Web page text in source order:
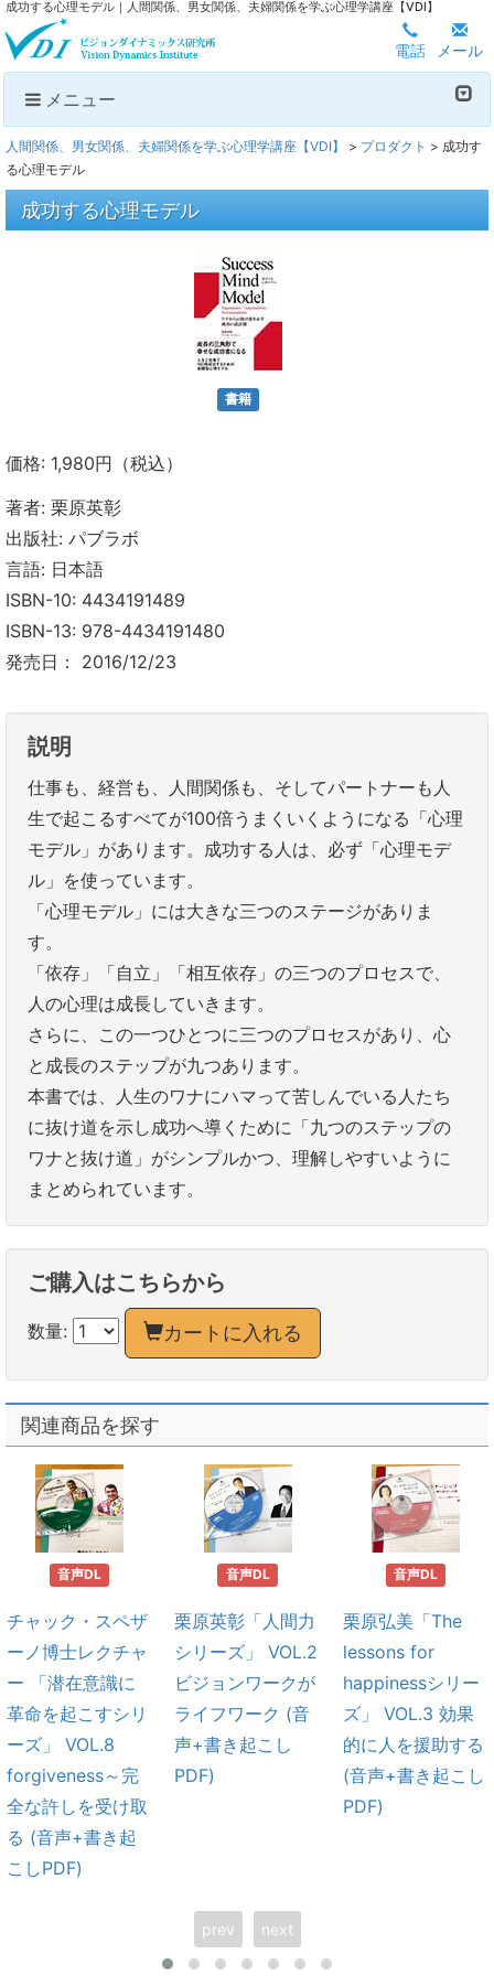
成功する心理モデル｜人間関係、男女関係、夫婦関係を学ぶ心理学講座【VDI】
電話 メール
メニュー
人間関係、男女関係、夫婦関係を学ぶ心理学講座【VDI】 > プロダクト > 成功す
る心理モデル
成功する心理モデル
書籍
価格: 1,980円（税込）
著者: 栗原英彰
出版社: パブラボ
言語: 日本語
ISBN-10: 4434191489
ISBN-13: 978-4434191480
発売日： 2016/12/23
説明
仕事も、経営も、人間関係も、そしてパートナーも人
生で起こるすべてが100倍うまくいくようになる「心理
モデル」があります。成功する人は、必ず「心理モデ
ル」を使っています。
「心理モデル」には大きな三つのステージがありま
す。
「依存」「自立」「相互依存」の三つのプロセスで、
人の心理は成長していきます。
さらに、この一つひとつに三つのプロセスがあり、心
と成長のステップが九つあります。
本書では、人生のワナにハマって苦しんでいる人たち
に抜け道を示し成功へ導くために「九つのステップの
ワナと抜け道」がシンプルかつ、理解しやすいように
まとめられています。
ご購入はこちらから
数量: カートに入れる
関連商品を探す
音声DL
チャック・スペザ
ーノ博士レクチャ
ー 「潜在意識に
革命を起こすシリ
ーズ」 VOL.8
forgiveness～完
全な許しを受け取
る (音声+書き起
こしPDF)
音声DL
栗原英彰「人間力
シリーズ」 VOL.2
ビジョンワークが
ライフワーク (音
声+書き起こし
PDF)
音声DL
栗原弘美「The
lessons for
happinessシリー
ズ」 VOL.3 効果
的に人を援助する
(音声+書き起こし
PDF)
prev next